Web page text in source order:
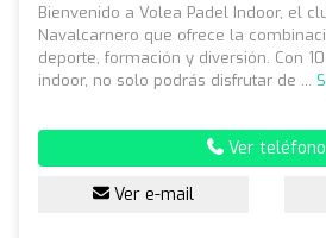
Bienvenido a Volea Padel Indoor, el
Navalcarnero que ofrece la
deporte, formación y diversión. Con
indoor, no solo podrás disfrutar de ...
Ver teléfono
Ver e-mail